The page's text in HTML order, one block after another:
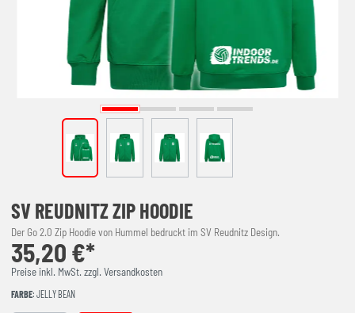
SV REUDNITZ ZIP HOODIE
Der Go 2.0 Zip Hoodie von Hummel bedruckt im SV Reudnitz Design.
35,20 €*
Preise inkl. MwSt. zzgl. Versandkosten
FARBE: JELLY BEAN